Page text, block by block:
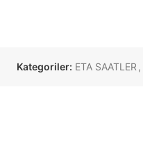
Kategoriler: ETA SAATLER ,